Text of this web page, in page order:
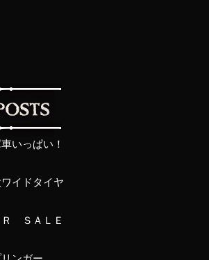
いっぱい！
イドタイヤ
Ｒ ＳＡＬＥ